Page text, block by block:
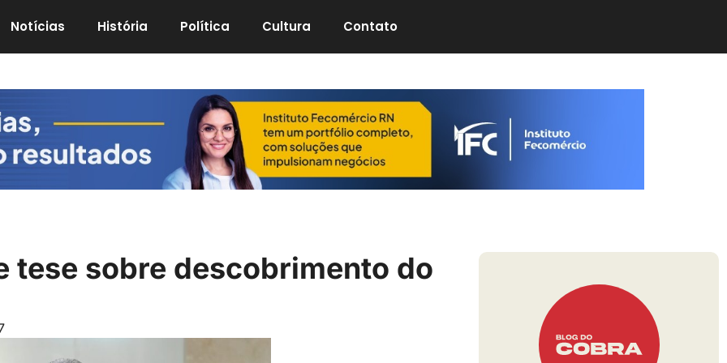
Notícias História Política Cultura Contato
tese sobre descobrimento do